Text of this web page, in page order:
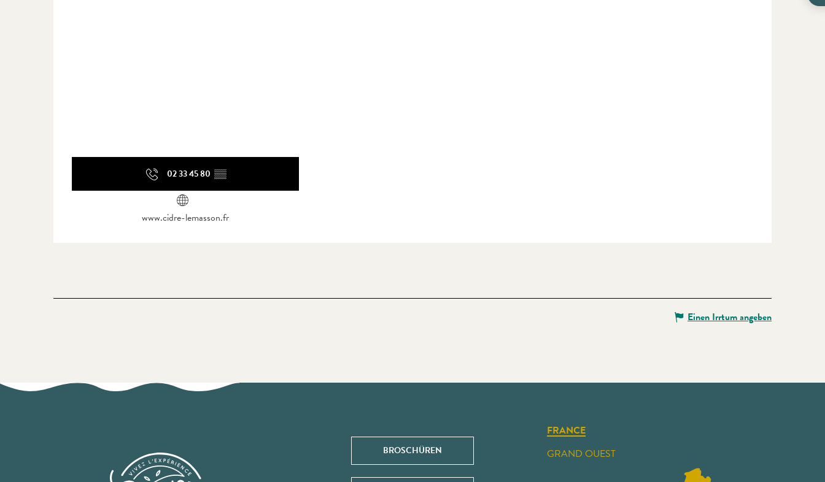
02 33 45 80 ▒▒
www.cidre-lemasson.fr
Einen Irrtum angeben
BROSCHÜREN
FRANCE
GRAND OUEST